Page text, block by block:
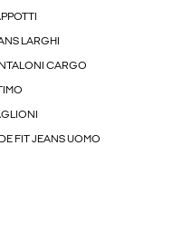
LARGHI
CARGO
FIT JEANS UOMO